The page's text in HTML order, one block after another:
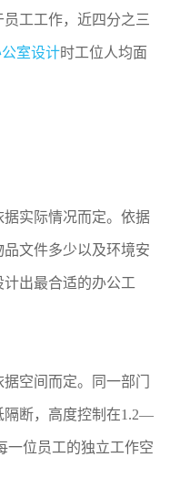
工工作，近四分之三
公室设计时工位人均面
据实际情况而定。依据
文件多少以及环境安
出最合适的办公工
空间而定。同一部门
隔断，高度控制在1.2—
一位员工的独立工作空